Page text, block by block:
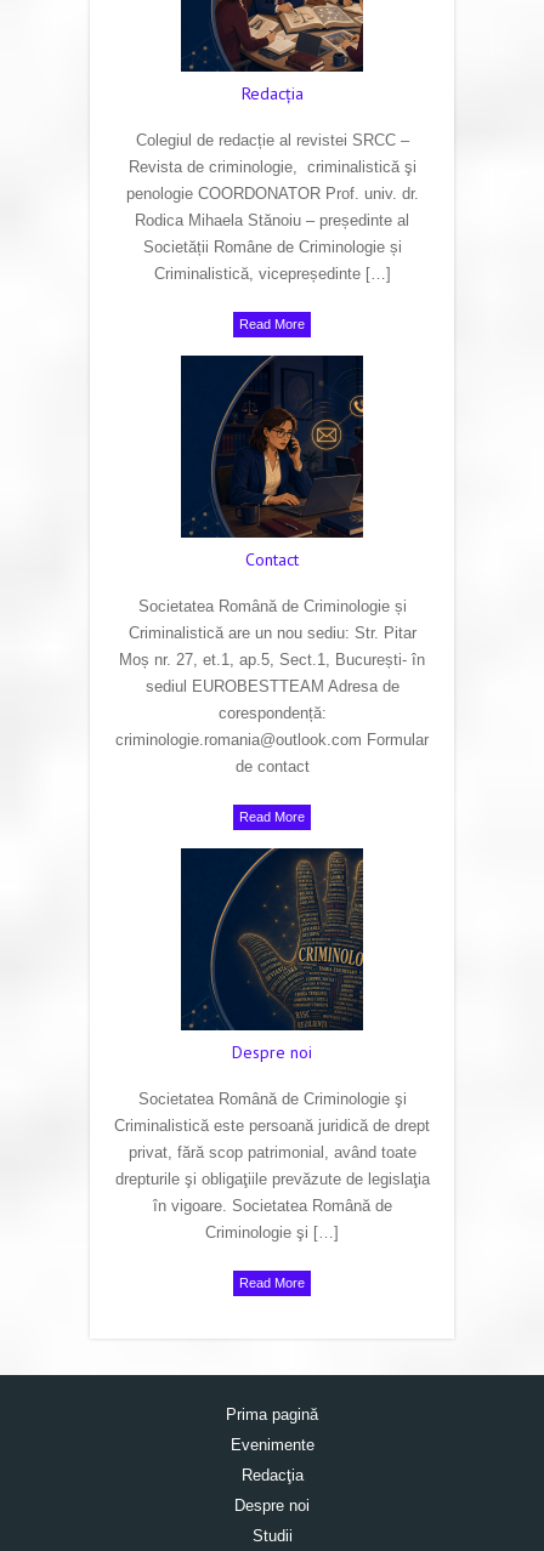
Redacţia
Colegiul de redacție al revistei SRCC –
Revista de criminologie, criminalistică şi
penologie COORDONATOR Prof. univ. dr.
Rodica Mihaela Stănoiu – președinte al
Societății Române de Criminologie și
Criminalistică, vicepreședinte […]
Read More
Contact
Societatea Română de Criminologie și
Criminalistică are un nou sediu: Str. Pitar
Moș nr. 27, et.1, ap.5, Sect.1, București- în
sediul EUROBESTTEAM Adresa de
corespondență:
criminologie.romania@outlook.com Formular
de contact
Read More
Despre noi
Societatea Română de Criminologie şi
Criminalistică este persoană juridică de drept
privat, fără scop patrimonial, având toate
drepturile şi obligaţiile prevăzute de legislaţia
în vigoare. Societatea Română de
Criminologie şi […]
Read More
Prima pagină
Evenimente
Redacţia
Despre noi
Studii